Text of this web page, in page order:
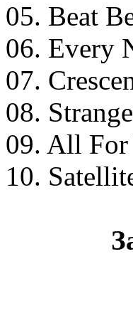
05. Beat
06. Every
07.
08.
09. All For
10.